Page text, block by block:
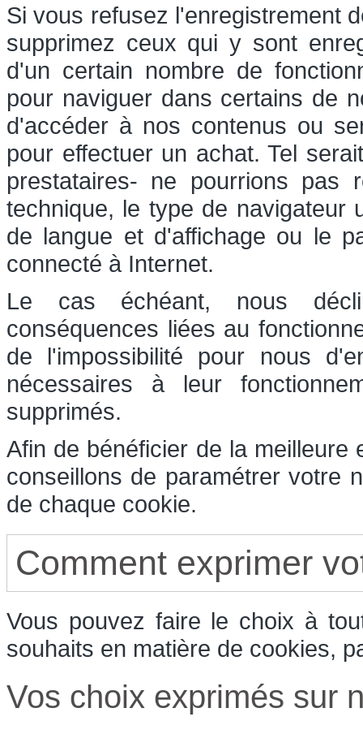
Si vous refusez l'enregistrement
supprimez ceux qui y sont
d'un certain nombre de
pour naviguer dans certains de
d'accéder à nos contenus ou
pour effectuer un achat. Tel
prestataires- ne pourrions pas
technique, le type de navigateur
de langue et d'affichage ou le
connecté à Internet.
Le cas échéant, nous
conséquences liées au
de l'impossibilité pour nous
nécessaires à leur
supprimés.
Afin de bénéficier de la meilleure
conseillons de paramétrer votre
de chaque cookie.
Comment exprimer
Vous pouvez faire le choix à
souhaits en matière de cookies,
Vos choix exprimés sur